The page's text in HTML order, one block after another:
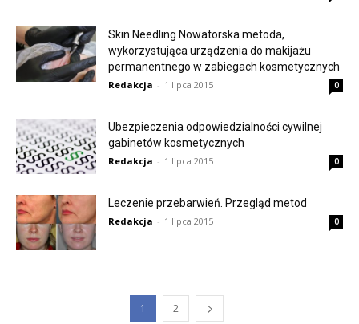
Skin Needling Nowatorska metoda,
wykorzystująca urządzenia do makijażu
permanentnego w zabiegach kosmetycznych
Redakcja - 1 lipca 2015 0
Ubezpieczenia odpowiedzialności cywilnej
gabinetów kosmetycznych
Redakcja - 1 lipca 2015 0
Leczenie przebarwień. Przegląd metod
Redakcja - 1 lipca 2015 0
1 2